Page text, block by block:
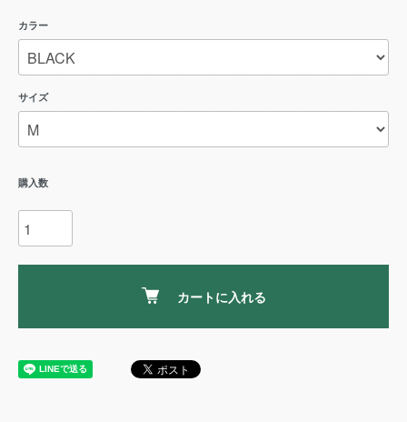
カラー
サイズ
購入数
カートに入れる